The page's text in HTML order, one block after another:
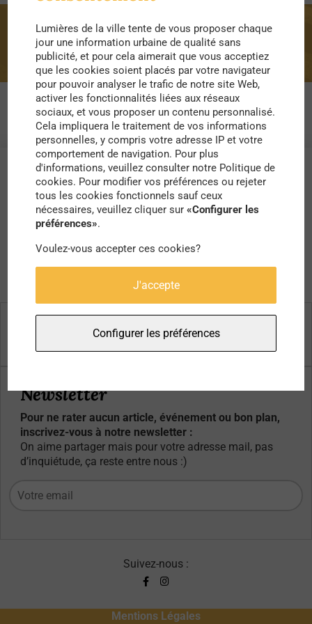
regionales
Newsletter
Pour ne rater aucun article, événement ou bon plan,
inscrivez-vous à notre newsletter :
On aime partager mais pour votre adresse mail, pas
d’inquiétude, ça reste entre nous :)
Suivez-nous :
Mentions Légales
Lumières de la ville tente de vous proposer chaque
jour une information urbaine de qualité sans
publicité, et pour cela aimerait que vous acceptiez
que les cookies soient placés par votre navigateur
pour pouvoir analyser le trafic de notre site Web,
activer les fonctionnalités liées aux réseaux
sociaux, et vous proposer un contenu personnalisé.
Cela impliquera le traitement de vos informations
personnelles, y compris votre adresse IP et votre
comportement de navigation. Pour plus
d'informations, veuillez consulter notre Politique de
cookies. Pour modifier vos préférences ou rejeter
tous les cookies fonctionnels sauf ceux
nécessaires, veuillez cliquer sur«Configurer les
préférences».
Voulez-vous accepter ces cookies?
J'accepte
Configurer les préférences